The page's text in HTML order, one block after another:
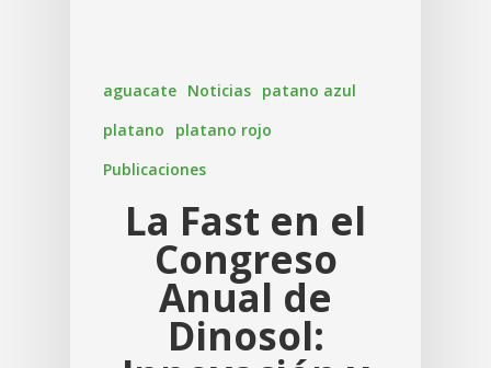
aguacate Noticias patano azul
platano
platano rojo
Publicaciones
La Fast en el
Congreso
Anual de
Dinosol: